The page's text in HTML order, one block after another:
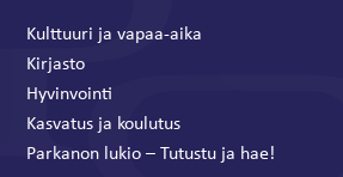
Kulttuuri ja vapaa-aika
Kirjasto
Hyvinvointi
Kasvatus ja koulutus
Parkanon lukio – Tutustu ja hae!